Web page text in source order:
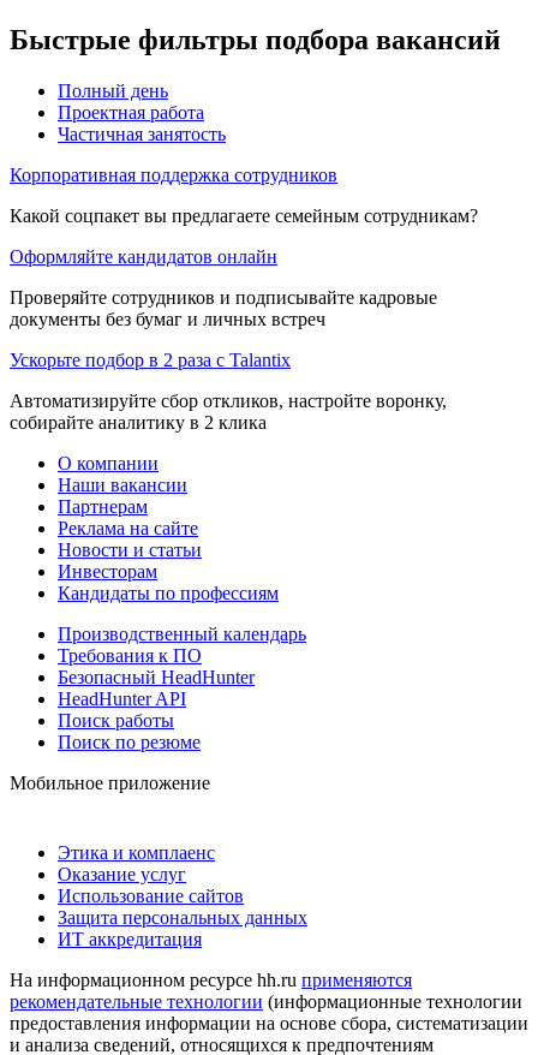
Быстрые фильтры подбора вакансий
Полный день
Проектная работа
Частичная занятость
Корпоративная поддержка сотрудников
Какой соцпакет вы предлагаете семейным сотрудникам?
Оформляйте кандидатов онлайн
Проверяйте сотрудников и подписывайте кадровые
документы без бумаг и личных встреч
Ускорьте подбор в 2 раза с Talantix
Автоматизируйте сбор откликов, настройте воронку,
собирайте аналитику в 2 клика
О компании
Наши вакансии
Партнерам
Реклама на сайте
Новости и статьи
Инвесторам
Кандидаты по профессиям
Производственный календарь
Требования к ПО
Безопасный HeadHunter
HeadHunter API
Поиск работы
Поиск по резюме
Мобильное приложение
Этика и комплаенс
Оказание услуг
Использование сайтов
Защита персональных данных
ИТ аккредитация
На информационном ресурсе hh.ru применяются
рекомендательные технологии (информационные технологии
предоставления информации на основе сбора, систематизации
и анализа сведений, относящихся к предпочтениям